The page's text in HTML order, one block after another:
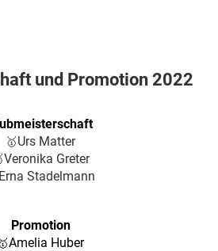
und Promotion 2022
🥇Urs Matter
Veronika Greter
Erna Stadelmann
Promotion
Amelia Huber